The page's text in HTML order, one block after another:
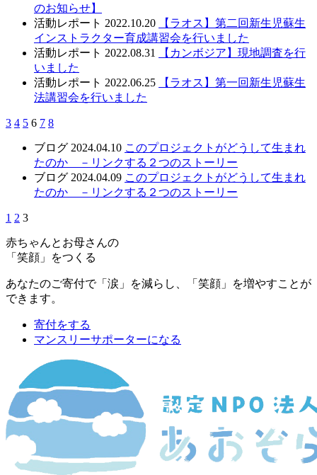
のお知らせ】
活動レポート 2022.10.20
【ラオス】第二回新生児蘇生
インストラクター育成講習会を行いました
活動レポート 2022.08.31
【カンボジア】現地調査を行
いました
活動レポート 2022.06.25
【ラオス】第一回新生児蘇生
法講習会を行いました
3 4 5 6 7 8
ブログ 2024.04.10 このプロジェクトがどうして生まれ
たのか －リンクする２つのストーリー
ブログ 2024.04.09 このプロジェクトがどうして生まれ
たのか －リンクする２つのストーリー
1 2 3
赤ちゃんとお母さんの
「笑顔」をつくる
あなたのご寄付で「涙」を減らし、「笑顔」を増やすことが
できます。
寄付をする
マンスリーサポーターになる